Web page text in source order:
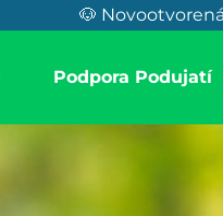
🐶
Podpora Podujatí